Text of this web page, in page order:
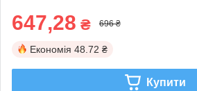
647,28 ₴ 696 ₴
Економія 48.72 ₴
Купити